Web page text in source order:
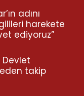
adını
harekete
ediyoruz”
Devlet
takip